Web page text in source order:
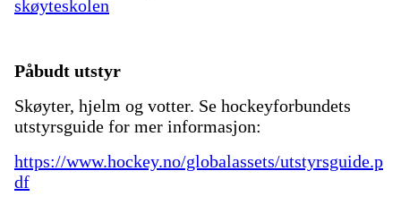
skøyteskolen
Påbudt utstyr
Skøyter, hjelm og votter. Se hockeyforbundets
utstyrsguide for mer informasjon:
https://www.hockey.no/globalassets/utstyrsguide.p
df